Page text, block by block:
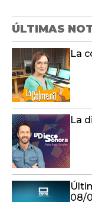
ÚLTIMAS
La
La
08/